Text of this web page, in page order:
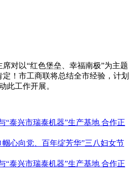
对以“红色堡垒、幸福南极”为主题
！市工商联将总结全市经验，计划
此工作开展。
“泰兴市瑞泰机器”生产基地 合作正
帼心向党、百年绽芳华”三八妇女节
“泰兴市瑞泰机器”生产基地 合作正